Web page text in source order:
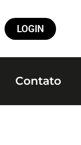
LOGIN
Contato